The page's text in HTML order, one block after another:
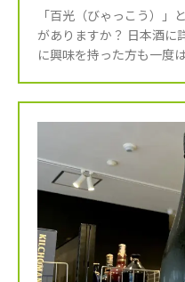
「百光（びゃっこう）」
がありますか？ 日本酒に
に興味を持った方も一度